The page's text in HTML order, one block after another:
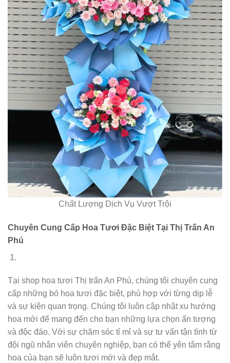
Chất Lượng Dịch Vụ Vượt Trội
Chuyên Cung Cấp Hoa Tươi Đặc Biệt Tại Thị Trấn An
Phú
Tại shop hoa tươi Thị trấn An Phú, chúng tôi chuyên cung
cấp những bó hoa tươi đặc biệt, phù hợp với từng dịp lễ
và sự kiện quan trọng. Chúng tôi luôn cập nhật xu hướng
hoa mới để mang đến cho bạn những lựa chọn ấn tượng
và độc đáo. Với sự chăm sóc tỉ mỉ và sự tư vấn tận tình từ
đội ngũ nhân viên chuyên nghiệp, bạn có thể yên tâm rằng
hoa của bạn sẽ luôn tươi mới và đẹp mắt.